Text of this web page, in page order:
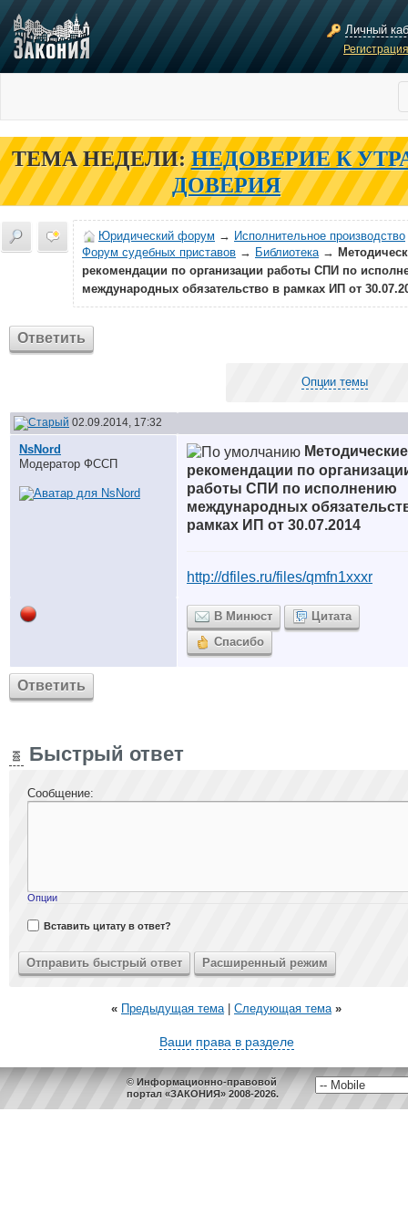
Личный
ТЕМА НЕДЕЛИ: НЕДОВЕРИЕ К
ДОВЕРИЯ
Юридический форум → Исполнительное производство
Форум судебных приставов → Библиотека→
рекомендации по организации работы СПИ по
международных обязательство в рамках ИП от
Ответить
Опции темы
02.09.2014, 17:32
NsNord
Модератор ФССП
Методические
рекомендации по
работы СПИ по исполнению
международных
рамках ИП от 30.07.2014
http://dfiles.ru/files/qmfn1xxxr
В Минюст
Цитата
Спасибо
Ответить
Быстрый ответ
Сообщение:
Опции
Вставить цитату в ответ?
« Предыдущая тема| Следующая тема »
Ваши права в разделе
© Информационно-правовой
портал «ЗАКОНИЯ» 2008-2026.